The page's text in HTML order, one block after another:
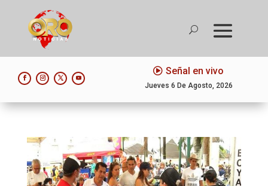
Señal en vivo
Jueves 6 De Agosto, 2026